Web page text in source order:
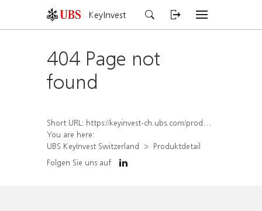
KeyInvest
404 Page not
found
Short URL: https://keyinvest-ch.ubs.com/produkt/detail/index/isin/CH1567047019
You are here:
UBS KeyInvest Switzerland
Produktdetail
Folgen Sie uns auf